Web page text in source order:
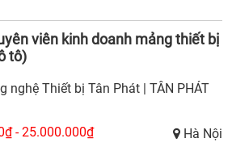
viên kinh doanh mảng thiết bị
tô)
nghệ Thiết bị Tân Phát | TÂN PHÁT
- 25.000.000₫
Hà Nội